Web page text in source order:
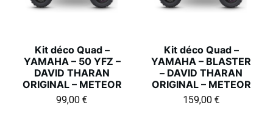
Kit déco Quad –
YAMAHA – 50 YFZ –
DAVID THARAN
ORIGINAL – METEOR
99,00 €
Kit déco Quad –
YAMAHA – BLASTER
– DAVID THARAN
ORIGINAL – METEOR
159,00 €